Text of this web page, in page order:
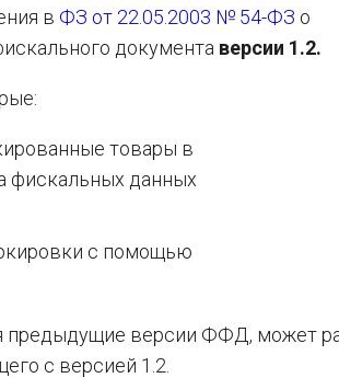
в ФЗ от 22.05.2003 № 54-ФЗ о
документа версии 1.2.
товары в
фискальных данных
с помощью
предыдущие версии ФФД, может
с версией 1.2.